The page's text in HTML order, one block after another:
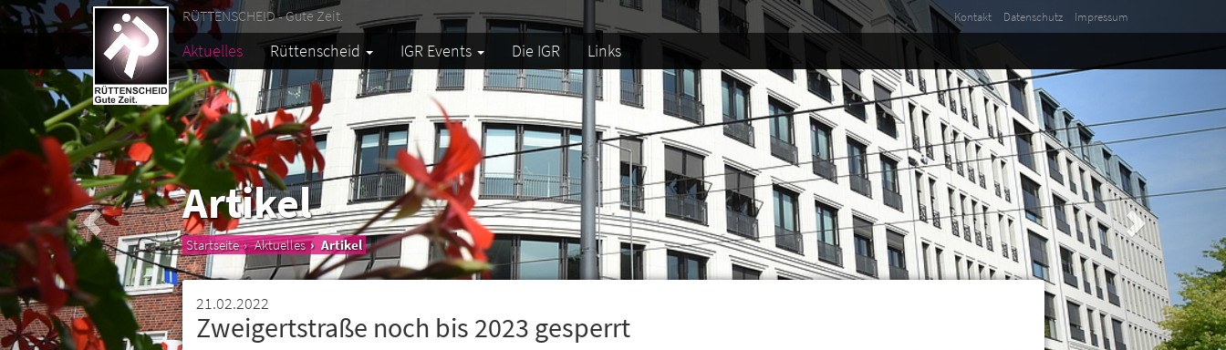
RÜTTENSCHEID - Gute Zeit. Kontakt Datenschutz Impressum
Aktuelles Rüttenscheid IGR Events Die IGR Links
Artikel
Startseite Aktuelles Artikel
21.02.2022
Zweigertstraße noch bis 2023 gesperrt